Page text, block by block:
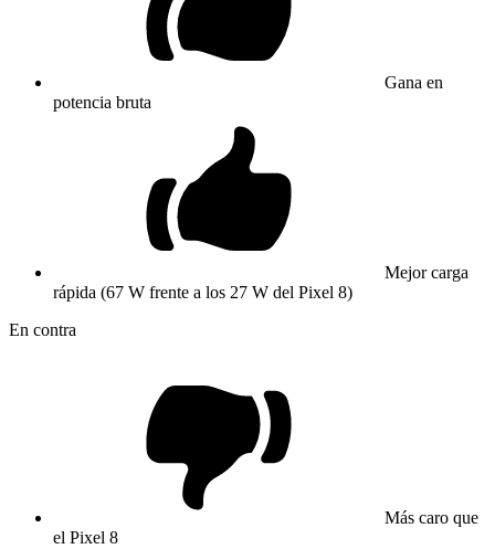
Gana en
potencia bruta
Mejor carga
rápida (67 W frente a los 27 W del Pixel 8)
En contra
Más caro que
el Pixel 8